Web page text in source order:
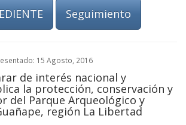
Seguimiento
15 Agosto, 2016
de interés nacional y
la protección, conservación y
del Parque Arqueológico y
región La Libertad